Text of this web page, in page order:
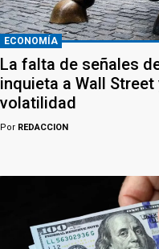
ECONOMÍA
La falta de señales
inquieta a Wall
volatilidad
Por REDACCION